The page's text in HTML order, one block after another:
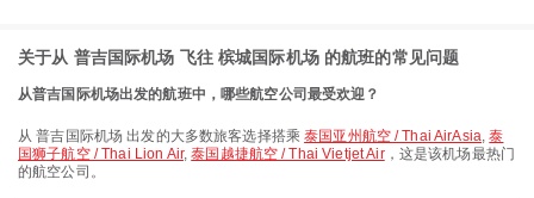
关于从 普吉国际机场 飞往 槟城国际机场 的航班的常见问题
从普吉国际机场出发的航班中，哪些航空公司最受欢迎？
从 普吉国际机场 出发的大多数旅客选择搭乘泰国亚州航空 / Thai AirAsia,泰
国狮子航空 / Thai Lion Air,泰国越捷航空 / Thai Vietjet Air，这是该机场最热门
的航空公司。